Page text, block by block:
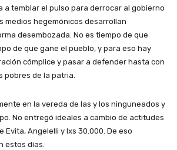
a temblar el pulso para derrocar al gobierno
medios hegemónicos desarrollan
desembozada. No es tiempo de que
de que gane el pueblo, y para eso hay
cómplice y pasar a defender hasta con
pobres de la patria.
en la vereda de las y los ninguneados y
No entregó ideales a cambio de actitudes
Evita, Angelelli y lxs 30.000. De eso
estos días.